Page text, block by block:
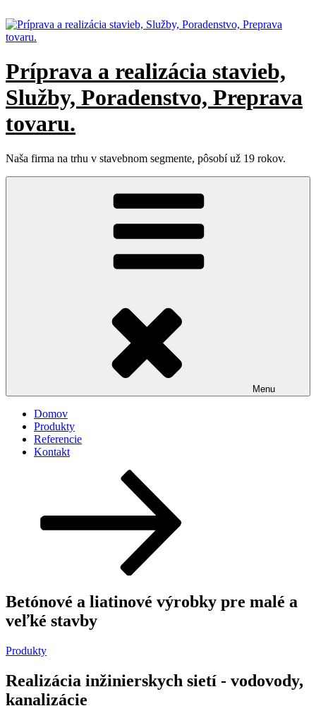
na
obsah
Príprava a realizácia stavieb,
Služby, Poradenstvo, Preprava
tovaru.
Naša firma na trhu v stavebnom segmente, pôsobí už 19 rokov.
Menu
Domov
Produkty
Referencie
Kontakt
Betónové a liatinové výrobky pre malé a
veľké stavby
Produkty
Realizácia inžinierskych sietí - vodovody,
kanalizácie